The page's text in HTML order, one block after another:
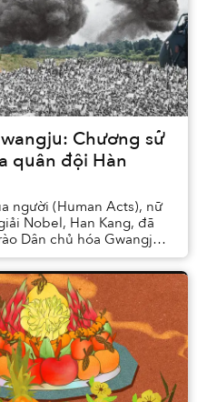
Chương sử
quân đội Hàn
người (Human Acts), nữ
Nobel, Han Kang, đã
Dân chủ hóa Gwangju
cuộc biểu tì...